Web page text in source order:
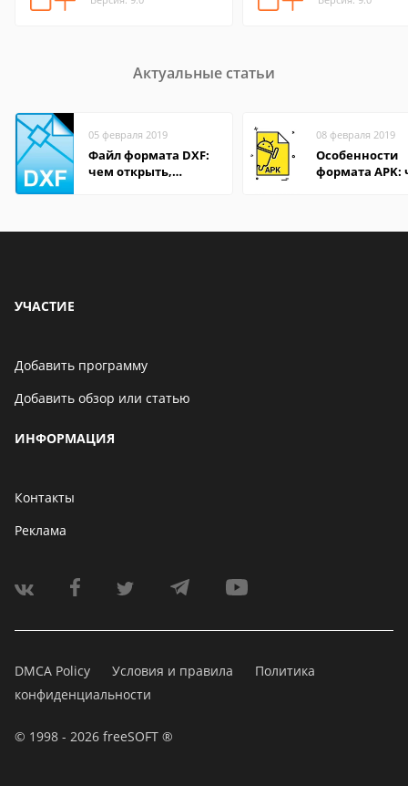
Актуальные статьи
05 февраля 2019
Файл формата DXF:
чем открыть,
08 февраля 2019
Особенности
формата APK:
УЧАСТИЕ
Добавить программу
Добавить обзор или статью
ИНФОРМАЦИЯ
Контакты
Реклама
DMCA Policy Условия и правила
Политика
конфиденциальности
© 1998 - 2026 freeSOFT ®